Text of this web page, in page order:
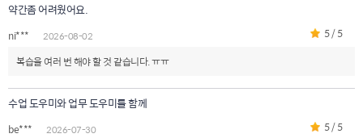
약간좀 어려웠어요.
ni*** 2026-08-02
5 / 5
복습을 여러 번 해야 할 것 같습니다. ㅠㅠ
수업 도우미와 업무 도우미를 함께
be*** 2026-07-30
5 / 5